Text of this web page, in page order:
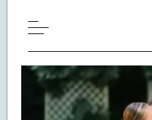
WILL YOU
LUA